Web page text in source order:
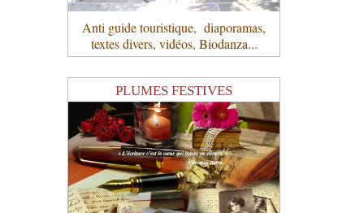
Anti guide touristique, diaporamas,
textes divers, vidéos, Biodanza...
PLUMES FESTIVES